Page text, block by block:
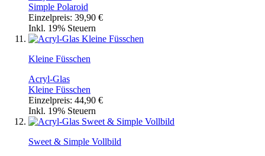
Simple Polaroid
Einzelpreis: 39,90 €
Inkl. 19% Steuern
Kleine Füsschen
Acryl-Glas
Kleine Füsschen
Einzelpreis: 44,90 €
Inkl. 19% Steuern
Sweet & Simple Vollbild